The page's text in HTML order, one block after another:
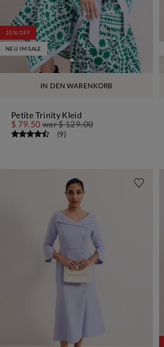
IN DEN WARENKORB
35% OFF
NEU IM SALE
Petite Trinity Kleid
$ 79.50 war$ 129.00
(9)